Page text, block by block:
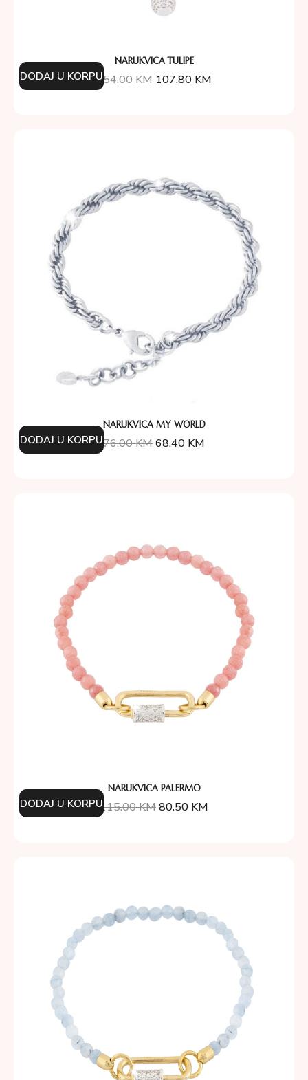
NARUKVICA TULIPE
154.00KM 107.80 KM
DODAJ U KORPU
NARUKVICA MY WORLD
76.00KM68.40 KM
DODAJ U KORPU
NARUKVICA PALERMO
115.00KM80.50 KM
DODAJ U KORPU